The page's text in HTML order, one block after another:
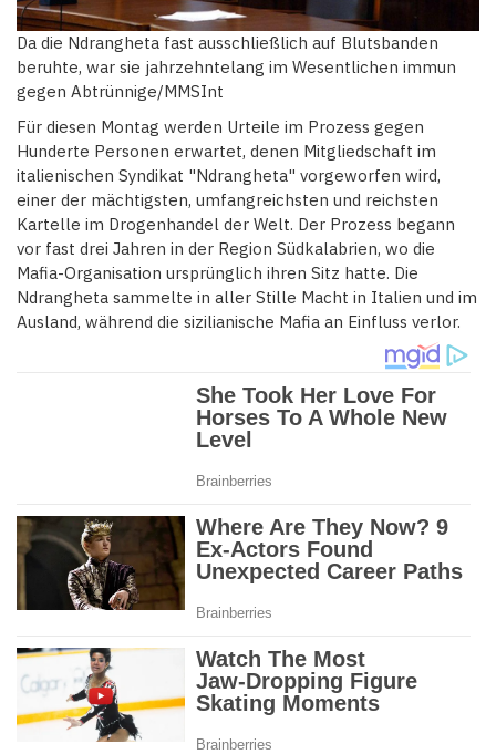
Da die Ndrangheta fast ausschließlich auf Blutsbanden
beruhte, war sie jahrzehntelang im Wesentlichen immun
gegen Abtrünnige/MMSInt
Für diesen Montag werden Urteile im Prozess gegen
Hunderte Personen erwartet, denen Mitgliedschaft im
italienischen Syndikat "Ndrangheta" vorgeworfen wird,
einer der mächtigsten, umfangreichsten und reichsten
Kartelle im Drogenhandel der Welt. Der Prozess begann
vor fast drei Jahren in der Region Südkalabrien, wo die
Mafia-Organisation ursprünglich ihren Sitz hatte. Die
Ndrangheta sammelte in aller Stille Macht in Italien und im
Ausland, während die sizilianische Mafia an Einfluss verlor.